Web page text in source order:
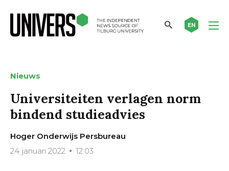
EN
Nieuws
Universiteiten verlagen norm
bindend studieadvies
Hoger Onderwijs Persbureau
24 januari 2022
12:03